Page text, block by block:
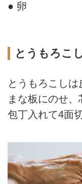
● 卵
とうもろこ
とうもろこしは
まな板にのせ
包丁入れて4面